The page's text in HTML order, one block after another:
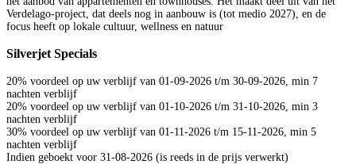
Verdelago-project, dat deels nog in aanbouw is (tot medio 2027), en de
focus heeft op lokale cultuur, wellness en natuur
Silverjet Specials
20% voordeel op uw verblijf van 01-09-2026 t/m 30-09-2026, min 7
nachten verblijf
20% voordeel op uw verblijf van 01-10-2026 t/m 31-10-2026, min 3
nachten verblijf
30% voordeel op uw verblijf van 01-11-2026 t/m 15-11-2026, min 5
nachten verblijf
Indien geboekt voor 31-08-2026 (is reeds in de prijs verwerkt)